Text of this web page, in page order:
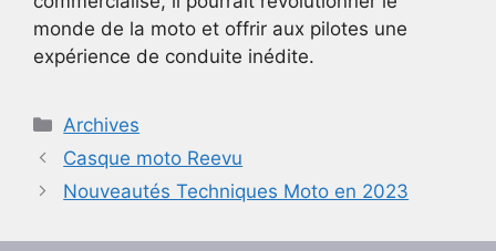
monde de la moto et offrir aux pilotes une
expérience de conduite inédite.
Catégories
Archives
Casque moto Reevu
Nouveautés Techniques Moto en 2023